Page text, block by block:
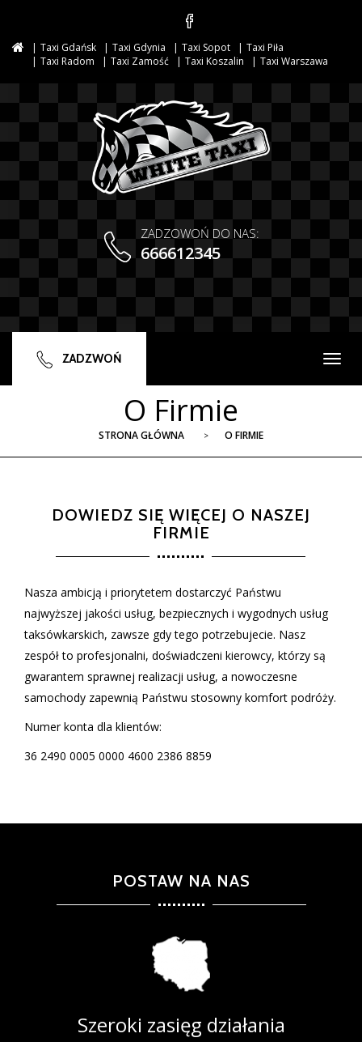
Taxi Gdańsk Taxi Gdynia Taxi Sopot
Taxi Piła
Taxi Radom
Taxi Zamość Taxi Koszalin Taxi Warszawa
ZADZOWOŃ DO NAS:
666612345
ZADZWOŃ
O Firmie
STRONA GŁÓWNA O FIRMIE
DOWIEDZ SIĘ WIĘCEJ O NASZEJ
FIRMIE
Nasza ambicją i priorytetem dostarczyć Państwu
najwyższej jakości usług, bezpiecznych i wygodnych usług
taksówkarskich, zawsze gdy tego potrzebujecie. Nasz
zespół to profesjonalni, doświadczeni kierowcy, którzy są
gwarantem sprawnej realizacji usług, a nowoczesne
samochody zapewnią Państwu stosowny komfort podróży.
Numer konta dla klientów:
36 2490 0005 0000 4600 2386 8859
POSTAW NA NAS
Szeroki zasięg działania